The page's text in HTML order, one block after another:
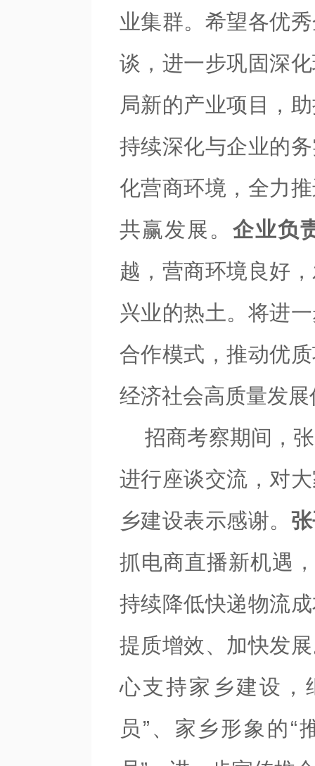
业集群。希望各优
谈，进一步巩固深
局新的产业项目，
持续深化与企业的
化营商环境，全力
共赢发展。 企业负
越，营商环境良好
兴业的热土。将进
合作模式，推动优
经济社会高质量发
招商考察期间，
进行座谈交流，对
乡建设表示感谢。
抓电商直播新机遇
持续降低快递物流
提质增效、加快发
心支持家乡建设，
员”、家乡形象的“